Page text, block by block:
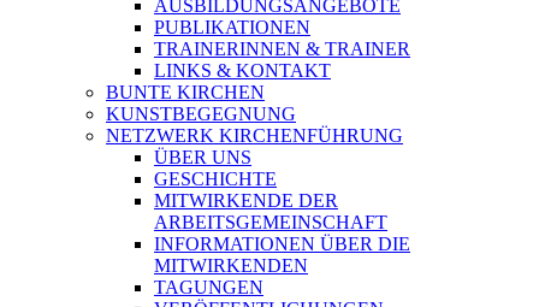
AUSBILDUNGSANGEBOTE
PUBLIKATIONEN
TRAINERINNEN & TRAINER
LINKS & KONTAKT
BUNTE KIRCHEN
KUNSTBEGEGNUNG
NETZWERK KIRCHENFÜHRUNG
ÜBER UNS
GESCHICHTE
MITWIRKENDE DER
ARBEITSGEMEINSCHAFT
INFORMATIONEN ÜBER DIE
MITWIRKENDEN
TAGUNGEN